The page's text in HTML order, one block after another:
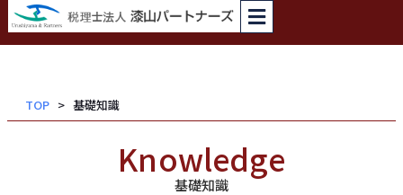
内
容
TOP 基礎知識
Knowledge
基礎知識